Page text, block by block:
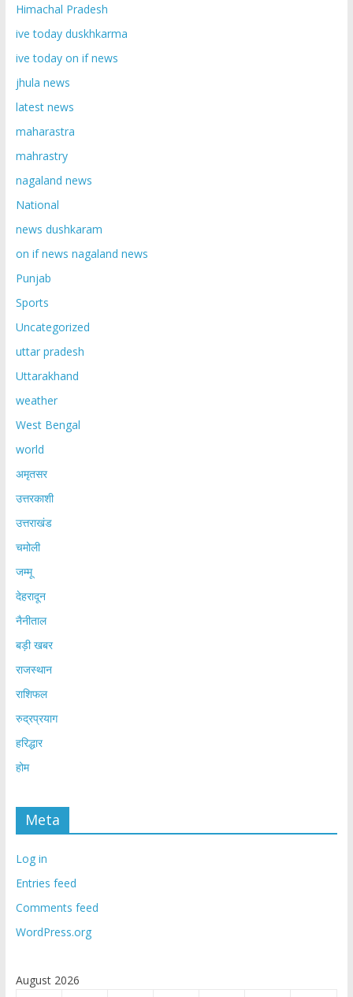
Himachal Pradesh
ive today duskhkarma
ive today on if news
jhula news
latest news
maharastra
mahrastry
nagaland news
National
news dushkaram
on if news nagaland news
Punjab
Sports
Uncategorized
uttar pradesh
Uttarakhand
weather
West Bengal
world
अमृतसर
उत्तरकाशी
उत्तराखंड
चमोली
जम्मू
देहरादून
नैनीताल
बड़ी खबर
राजस्थान
राशिफल
रुद्रप्रयाग
हरिद्धार
होम
Meta
Log in
Entries feed
Comments feed
WordPress.org
August 2026